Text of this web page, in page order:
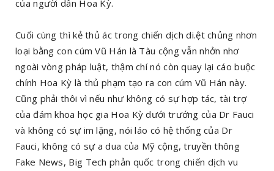
của người dân Hoa Kỳ.
Cuối cùng thì kẻ thủ ác trong chiến dịch di.ệt chủng nhơn
loại bằng con cúm Vũ Hán là Tàu cộng vẫn nhởn nhơ
ngoài vòng pháp luật, thậm chí nó còn quay lại cáo buộc
chính Hoa Kỳ là thủ phạm tạo ra con cúm Vũ Hán này.
Cũng phải thôi vì nếu như không có sự hợp tác, tài trợ
của đám khoa học gia Hoa Kỳ dưới trướng của Dr Fauci
và không có sự im lặng, nói láo có hệ thống của Dr
Fauci, không có sự a dua của Mỹ cộng, truyền thông
Fake News, Big Tech phản quốc trong chiến dịch vu